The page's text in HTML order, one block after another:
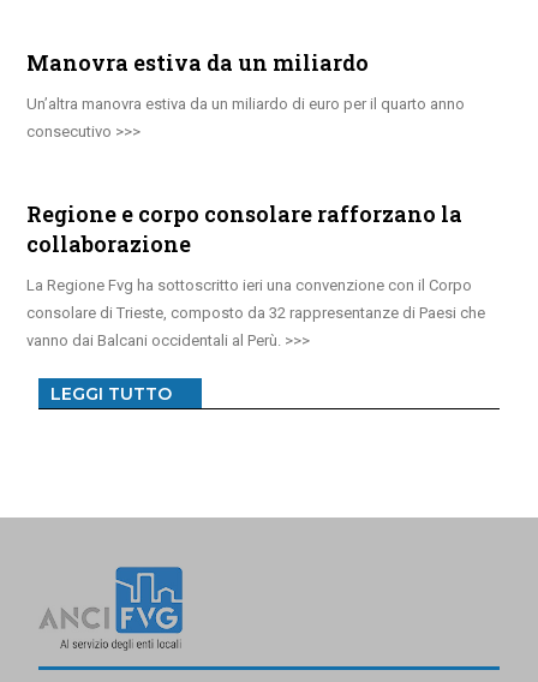
Manovra estiva da un miliardo
Un’altra manovra estiva da un miliardo di euro per il quarto anno
consecutivo
Regione e corpo consolare rafforzano la
collaborazione
La Regione Fvg ha sottoscritto ieri una convenzione con il Corpo
consolare di Trieste, composto da 32 rappresentanze di Paesi che
vanno dai Balcani occidentali al Perù.
LEGGI TUTTO